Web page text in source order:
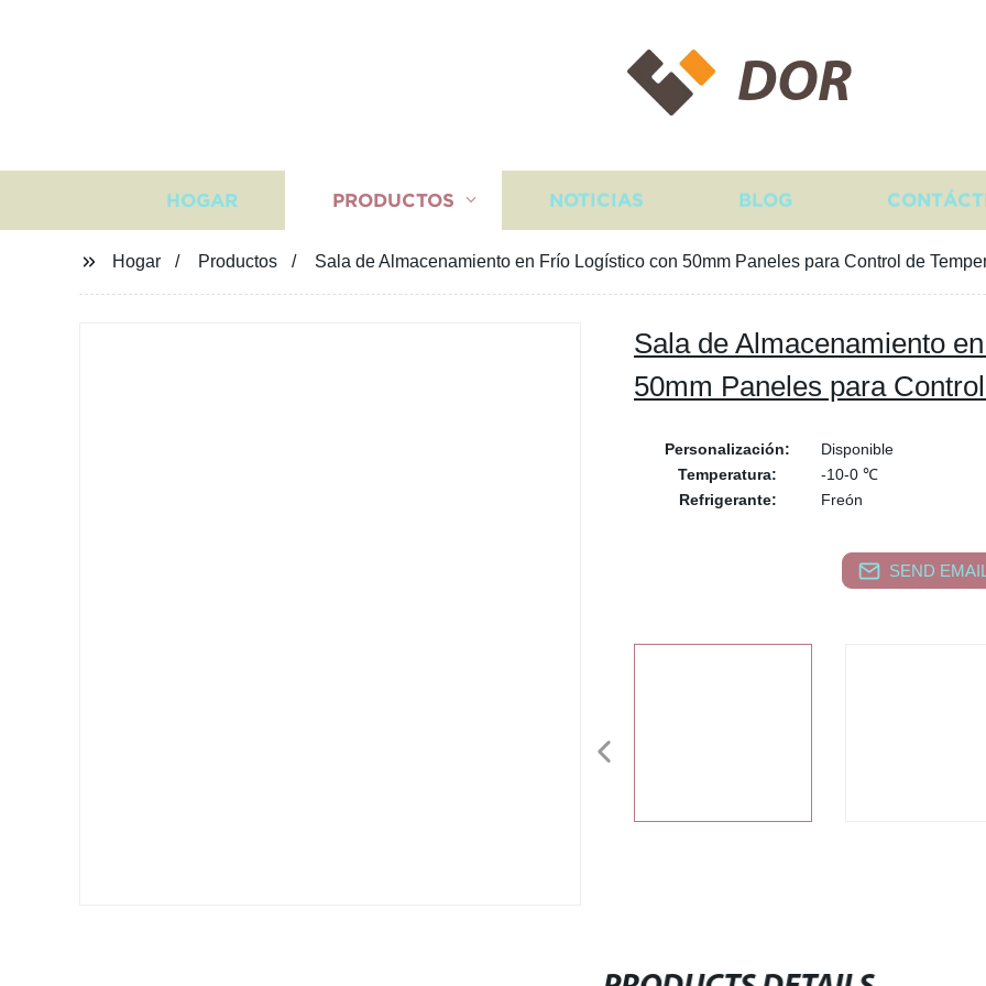
DOR
HOGAR PRODUCTOS NOTICIAS BLOG
Hogar Productos Sala de Almacenamiento en Frío Logístico con 50mm Paneles para Control de
Sala de Almacenamiento
50mm Paneles para
Personalización:
Disponible
Temperatura:
-10-0 ℃
Refrigerante:
Freón
SEND